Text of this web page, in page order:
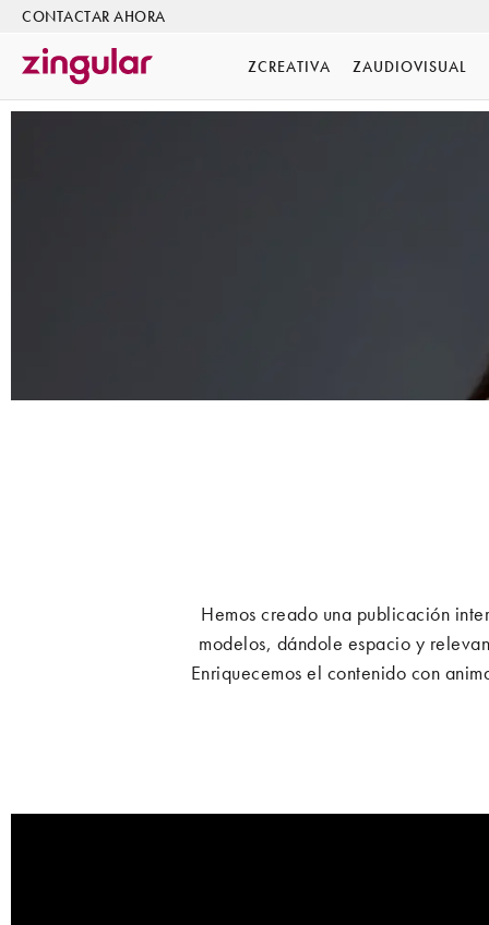
CONTACTAR AHORA
ZCREATIVA ZAUDIOVISUAL
Hemos creado una publicación
modelos, dándole espacio y
Enriquecemos el contenido con